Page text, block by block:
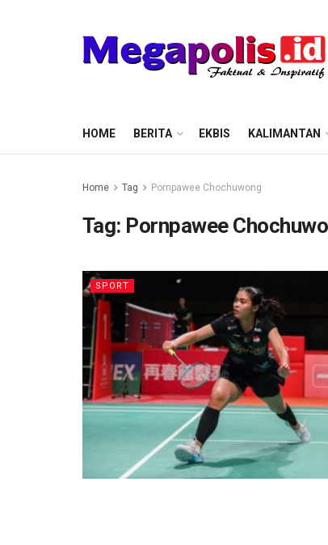
HOME BERITA EKBIS KALIMANTAN
Home Tag Pornpawee Chochuwong
Tag: Pornpawee
SPORT